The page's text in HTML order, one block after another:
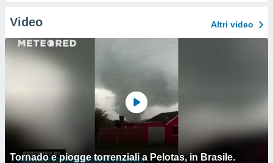
Video Altri video
Tornado e piogge torrenziali a Pelotas, in Brasile.